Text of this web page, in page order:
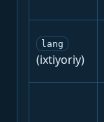
lang
(ixtiyoriy)